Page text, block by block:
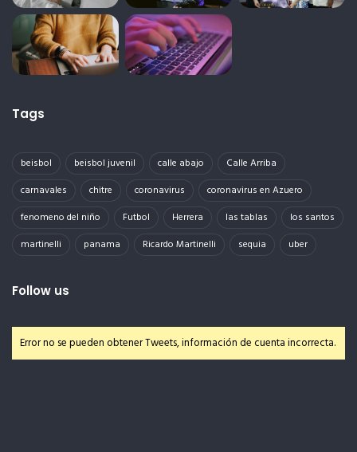
Tags
beisbol beisbol juvenil calle abajo
Calle Arriba
carnavales
chitre coronavirus
coronavirus en Azuero
fenomeno del niño
Futbol Herrera las tablas
los santos
martinelli
panama Ricardo Martinelli sequia uber
Follow us
Error no se pueden obtener Tweets, información de cuenta incorrecta.